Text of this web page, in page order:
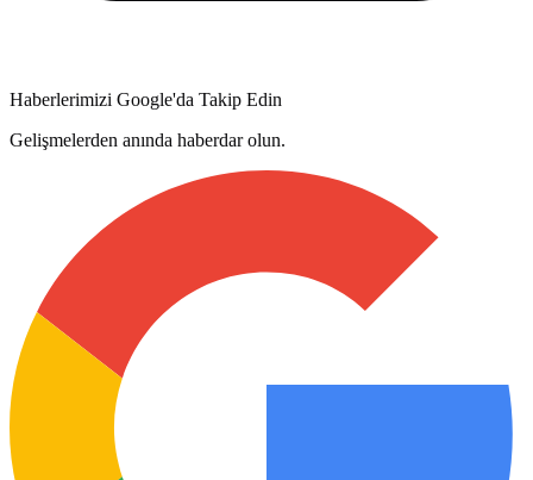
Haberlerimizi Google'da Takip Edin
Gelişmelerden anında haberdar olun.